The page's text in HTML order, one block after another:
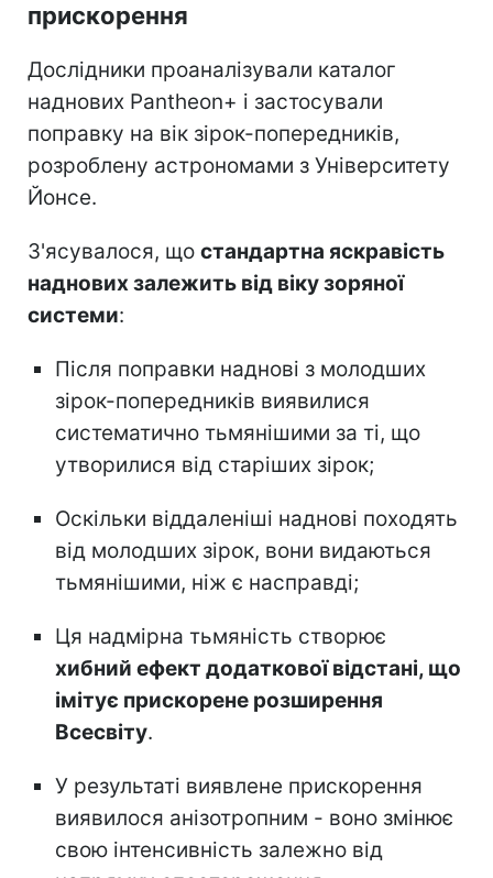
прискорення
Дослідники проаналізували каталог
наднових Pantheon+ і застосували
поправку на вік зірок-попередників,
розроблену астрономами з Університету
Йонсе.
З'ясувалося, що стандартна яскравість
наднових залежить від віку зоряної
системи:
Після поправки наднові з молодших
зірок-попередників виявилися
систематично тьмянішими за ті, що
утворилися від старіших зірок;
Оскільки віддаленіші наднові походять
від молодших зірок, вони видаються
тьмянішими, ніж є насправді;
Ця надмірна тьмяність створює
хибний ефект додаткової відстані, що
імітує прискорене розширення
Всесвіту.
У результаті виявлене прискорення
виявилося анізотропним - воно змінює
свою інтенсивність залежно від